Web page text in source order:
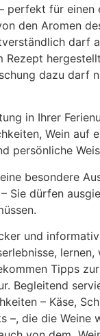
perfekt für einen
den Aromen
darf
Rezept
dazu darf
in Ihrer
Wein auf
persönliche
besondere
Sie dürfen
und
lernen,
Tipps
Begleitend
– Käse,
–, die die Weine